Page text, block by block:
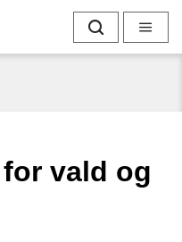
Søk Meny
vald og